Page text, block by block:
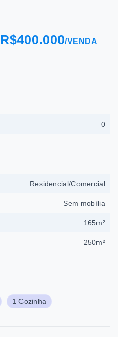
R$400.000/VENDA
1 Cozinha
0
Residencial/Comercial
Sem mobília
165m²
250m²